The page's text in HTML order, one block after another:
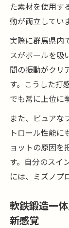
た素材を使用す
動が両立してい
実際に群馬県内
スがボールを吸
間の振動がクリ
す。こうした打
でも常に上位に
また、ピュアな
トロール性能に
ョットの原因を
す。自分のスイ
には、ミズノプ
軟鉄鍛造一
新感覚